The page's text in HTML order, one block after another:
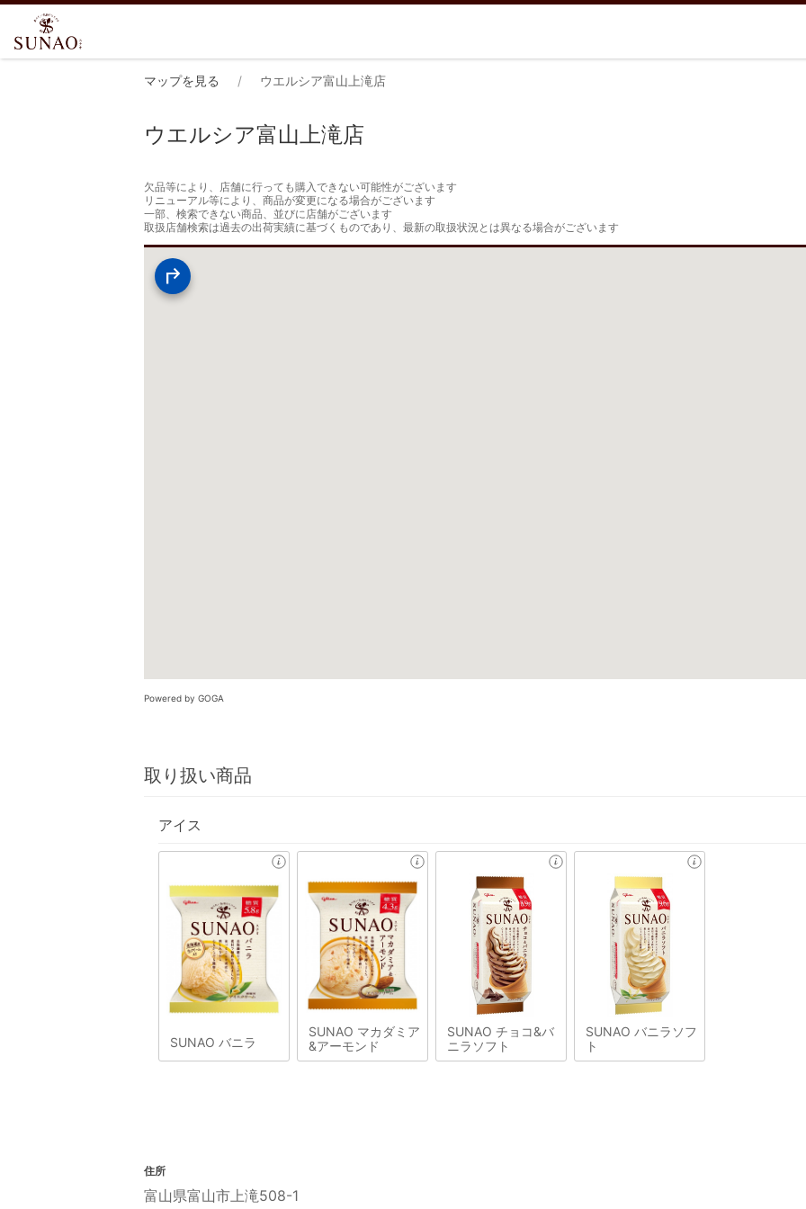
マップを見る ウエルシア富山上滝店
ウエルシア富山上滝店
欠品等により、店舗に行っても購入できない可能性がございます
リニューアル等により、商品が変更になる場合がございます
一部、検索できない商品、並びに店舗がございます
取扱店舗検索は過去の出荷実績に基づくものであり、最新の取扱状況とは異なる場合がございます
Powered by GOGA
取り扱い商品
アイス
SUNAO バニラ
SUNAO マカダミア
&アーモンド
SUNAO チョコ&バ
ニラソフト
SUNAO バニラソフ
ト
住所
富山県富山市上滝508-1